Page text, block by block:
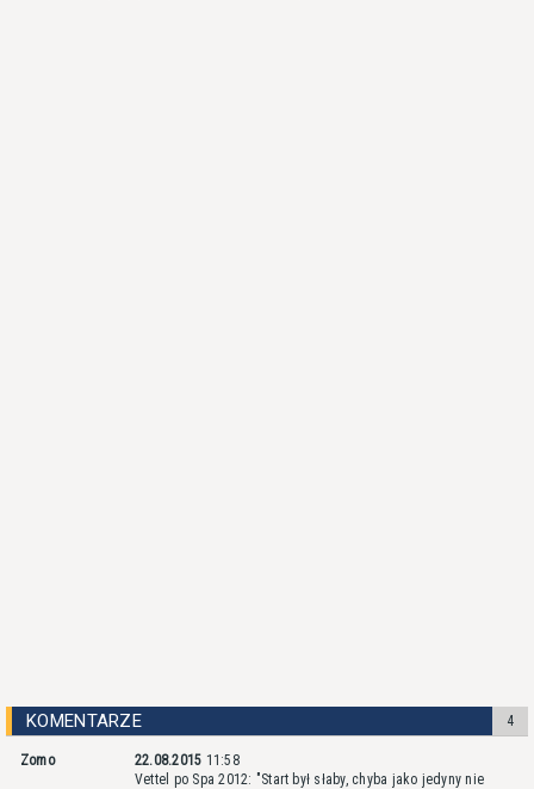
KOMENTARZE 4
Zomo 22.08.2015 11:58
Vettel po Spa 2012: "Start był słaby, chyba jako jedyny nie